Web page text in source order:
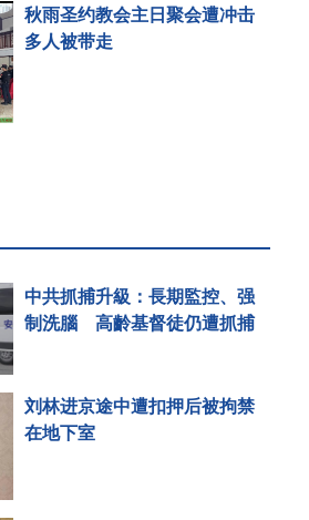
秋雨圣约教会主日聚会遭冲击
多人被带走
中共抓捕升級：長期監控、强
制洗腦 高齡基督徒仍遭抓捕
刘林进京途中遭扣押后被拘禁
在地下室